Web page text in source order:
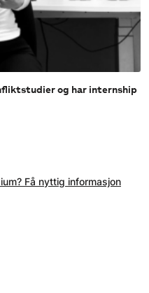
og har internship
Få nyttig informasjon